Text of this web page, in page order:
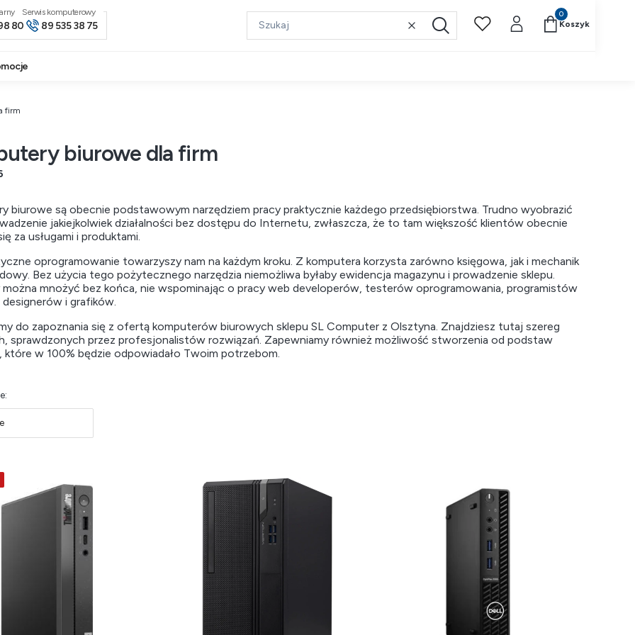
80 89 535 38 75 WyczyśćSzukaj
Produkty w
Koszyk
firm
biurowe dla firm
biurowe są obecnie podstawowym narzędziem pracy praktycznie każdego przedsiębiorstwa. Trudno wyobrazić
jakiejkolwiek działalności bez dostępu do Internetu, zwłaszcza, że to tam większość klientów obecnie
za usługami i produktami.
oprogramowanie towarzyszy nam na każdym kroku. Z komputera korzysta zarówno księgowa, jak i mechanik
Bez użycia tego pożytecznego narzędzia niemożliwa byłaby ewidencja magazynu i prowadzenie sklepu.
można mnożyć bez końca, nie wspominając o pracy web developerów, testerów oprogramowania, programistów
designerów i grafików.
do zapoznania się z ofertą komputerów biurowych sklepu SL Computer z Olsztyna. Znajdziesz tutaj szereg
sprawdzonych przez profesjonalistów rozwiązań. Zapewniamy również możliwość stworzenia od podstaw
które w 100% będzie odpowiadało Twoim potrzebom.